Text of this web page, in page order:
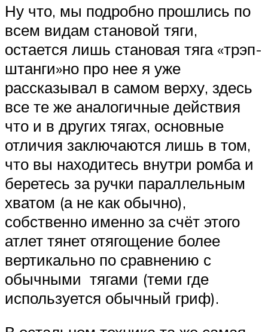
Ну что, мы подробно прошлись по
всем видам становой тяги,
остается лишь становая тяга «трэп-
штанги»но про нее я уже
рассказывал в самом верху, здесь
все те же аналогичные действия
что и в других тягах, основные
отличия заключаются лишь в том,
что вы находитесь внутри ромба и
беретесь за ручки параллельным
хватом (а не как обычно),
собственно именно за счёт этого
атлет тянет отягощение более
вертикально по сравнению с
обычными тягами (теми где
используется обычный гриф).